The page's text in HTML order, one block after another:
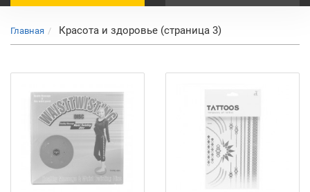
Главная Красота и здоровье (страница 3)